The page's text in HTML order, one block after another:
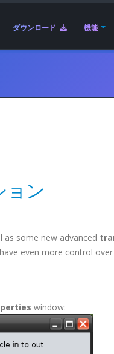
ダウンロード 機能
ョン
as some new advanced
even more control
window: